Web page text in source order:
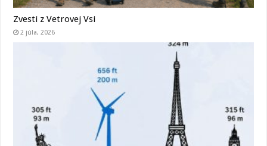
Zvesti z Vetrovej Vsi
2 júla, 2026